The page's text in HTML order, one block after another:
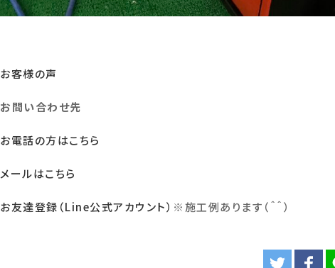
お客様の声
お問い合わせ先
お電話の方はこちら
メールはこちら
お友達登録（Line公式アカウント） ※施工例あります（＾＾）